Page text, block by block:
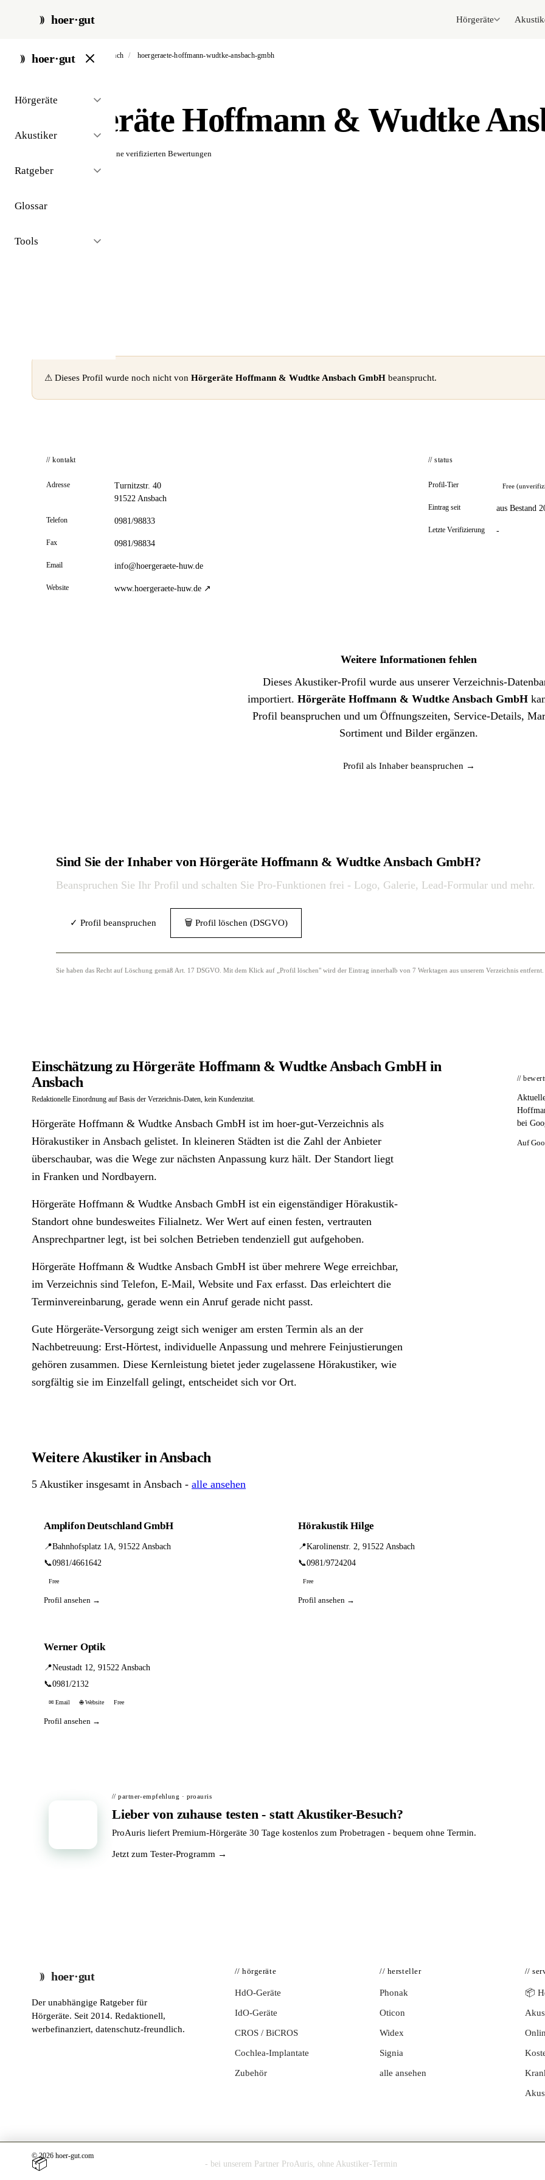
hoer·gut Hörgeräte
hoer·gut
Hörgeräte
Akustiker
Ratgeber
Glossar
Tools
start / akustiker / ansbach / hoergeraete-hoffmann-wudtke-ansbach-gmbh
Hörgeräte Hoffmann & Wudtke
Noch keine verifizierten Bewertungen
⚠ Dieses Profil wurde noch nicht von Hörgeräte Hoffmann & Wudtke Ansbach GmbH beansprucht.
// kontakt
Adresse
Turnitzstr. 40
91522 Ansbach
Telefon 0981/98833
Fax 0981/98834
Email info@hoergeraete-huw.de
Website www.hoergeraete-huw.de ↗
// status
Profil-Tier Free
Eintrag seit aus Bestand
Letzte Verifizierung -
Weitere Informationen fehlen
Dieses Akustiker-Profil wurde aus unserer Verzeichnis-
importiert. Hörgeräte Hoffmann & Wudtke Ansbach GmbH
Profil beanspruchen und um Öffnungszeiten, Service-Details,
Sortiment und Bilder ergänzen.
Profil als Inhaber beanspruchen →
Sind Sie der Inhaber von Hörgeräte Hoffmann & Wudtke Ansbach GmbH?
Beanspruchen Sie Ihr Profil und schalten Sie Pro-Funktionen frei - Logo, Galerie, Lead-Formular und mehr.
✓ Profil beanspruchen 🗑 Profil löschen (DSGVO)
Sie haben das Recht auf Löschung gemäß Art. 17 DSGVO. Mit dem Klick auf „Profil löschen" wird der Eintrag innerhalb von 7 Werktagen aus unserem Verzeichnis entfernt.
Einschätzung zu Hörgeräte Hoffmann & Wudtke Ansbach GmbH in
Ansbach
Redaktionelle Einordnung auf Basis der Verzeichnis-Daten, kein Kundenzitat.
Hörgeräte Hoffmann & Wudtke Ansbach GmbH ist im hoer-gut-Verzeichnis als
Hörakustiker in Ansbach gelistet. In kleineren Städten ist die Zahl der Anbieter
überschaubar, was die Wege zur nächsten Anpassung kurz hält. Der Standort liegt
in Franken und Nordbayern.
Hörgeräte Hoffmann & Wudtke Ansbach GmbH ist ein eigenständiger Hörakustik-
Standort ohne bundesweites Filialnetz. Wer Wert auf einen festen, vertrauten
Ansprechpartner legt, ist bei solchen Betrieben tendenziell gut aufgehoben.
Hörgeräte Hoffmann & Wudtke Ansbach GmbH ist über mehrere Wege erreichbar,
im Verzeichnis sind Telefon, E-Mail, Website und Fax erfasst. Das erleichtert die
Terminvereinbarung, gerade wenn ein Anruf gerade nicht passt.
Gute Hörgeräte-Versorgung zeigt sich weniger am ersten Termin als an der
Nachbetreuung: Erst-Hörtest, individuelle Anpassung und mehrere Feinjustierungen
gehören zusammen. Diese Kernleistung bietet jeder zugelassene Hörakustiker, wie
sorgfältig sie im Einzelfall gelingt, entscheidet sich vor Ort.
//
bei
Auf
Weitere Akustiker in Ansbach
5 Akustiker insgesamt in Ansbach - alle ansehen
Amplifon Deutschland GmbH
📍Bahnhofsplatz 1A, 91522 Ansbach
📞0981/4661642
Free
Profil ansehen →
Hörakustik Hilge
📍Karolinenstr. 2, 91522 Ansbach
📞0981/9724204
Free
Profil ansehen →
Werner Optik
📍Neustadt 12, 91522 Ansbach
📞0981/2132
✉ Email 🌐 Website Free
Profil ansehen →
// partner-empfehlung · proauris
Lieber von zuhause testen - statt Akustiker-Besuch?
ProAuris liefert Premium-Hörgeräte 30 Tage kostenlos zum Probetragen - bequem ohne Termin.
Jetzt zum Tester-Programm →
hoer·gut
Der unabhängige Ratgeber für
Hörgeräte. Seit 2014. Redaktionell,
werbefinanziert, datenschutz-freundlich.
// hörgeräte
HdO-Geräte
IdO-Geräte
CROS / BiCROS
Cochlea-Implantate
Zubehör
// hersteller
Phonak
Oticon
Widex
Signia
alle ansehen
//
📦
© 2026 hoer-gut.com
📦 - bei unserem Partner ProAuris, ohne Akustiker-Termin